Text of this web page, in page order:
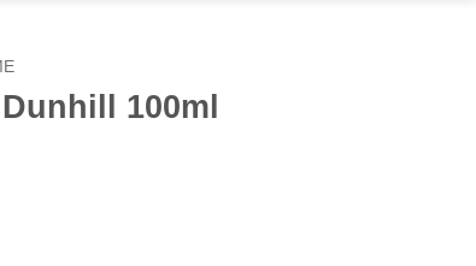
100ml